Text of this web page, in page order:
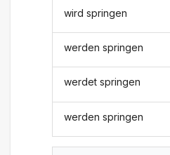
wird springen
werden springen
werdet springen
werden springen